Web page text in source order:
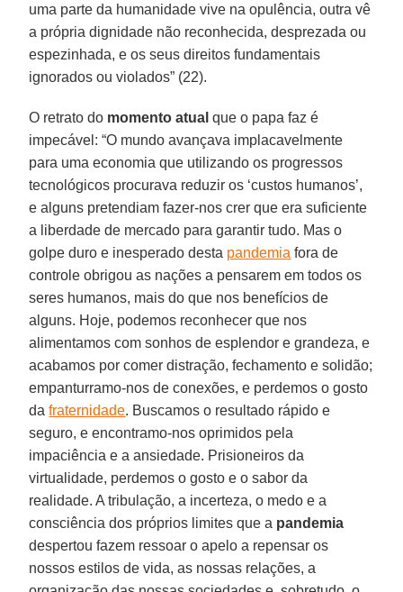
uma parte da humanidade vive na opulência, outra vê
a própria dignidade não reconhecida, desprezada ou
espezinhada, e os seus direitos fundamentais
ignorados ou violados” (22).
O retrato do momento atual que o papa faz é
impecável: “O mundo avançava implacavelmente
para uma economia que utilizando os progressos
tecnológicos procurava reduzir os ‘custos humanos’,
e alguns pretendiam fazer-nos crer que era suficiente
a liberdade de mercado para garantir tudo. Mas o
golpe duro e inesperado desta pandemia fora de
controle obrigou as nações a pensarem em todos os
seres humanos, mais do que nos benefícios de
alguns. Hoje, podemos reconhecer que nos
alimentamos com sonhos de esplendor e grandeza, e
acabamos por comer distração, fechamento e solidão;
empanturramo-nos de conexões, e perdemos o gosto
dafraternidade. Buscamos o resultado rápido e
seguro, e encontramo-nos oprimidos pela
impaciência e a ansiedade. Prisioneiros da
virtualidade, perdemos o gosto e o sabor da
realidade. A tribulação, a incerteza, o medo e a
consciência dos próprios limites que a pandemia
despertou fazem ressoar o apelo a repensar os
nossos estilos de vida, as nossas relações, a